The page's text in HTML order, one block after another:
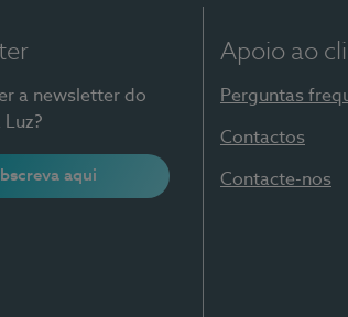
a newsletter do
aqui
Apoio ao
Perguntas
Contactos
Contacte-nos